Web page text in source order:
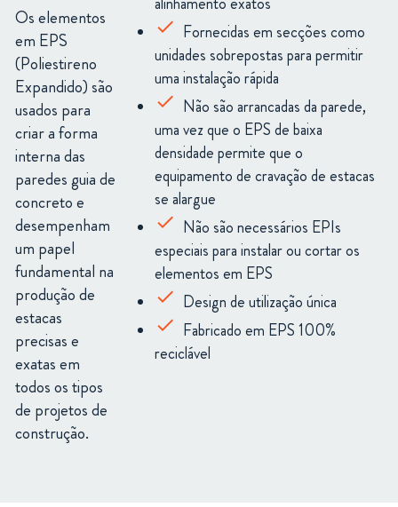
Os elementos
em EPS
(Poliestireno
Expandido) são
usados para
criar a forma
interna das
paredes guia de
concreto e
desempenham
um papel
fundamental na
produção de
estacas
precisas e
exatas em
todos os tipos
de projetos de
construção.
Fornecidas em secções como
unidades sobrepostas para permitir
uma instalação rápida
Não são arrancadas da parede,
uma vez que o EPS de baixa
densidade permite que o
equipamento de cravação de estacas
se alargue
Não são necessários EPIs
especiais para instalar ou cortar os
elementos em EPS
Design de utilização única
Fabricado em EPS 100%
reciclável